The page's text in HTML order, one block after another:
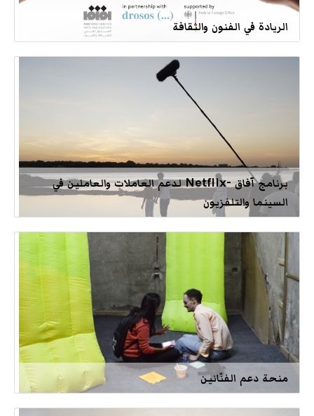
الريادة في الفنون والثقافة
برنامج آفاق -Netflix لدعم العاملات والعاملين في
السينما والتلفزيون
منحة دعم الفنّانين